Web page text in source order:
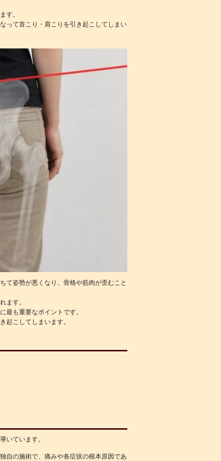
す。
って首こり・肩こりを引き起こしてしまい
て姿勢が悪くなり、骨格や筋肉が歪むこと
ます。
最も重要なポイントです。
起こしてしまいます。
いています。
自の施術で、痛みや各症状の根本原因であ